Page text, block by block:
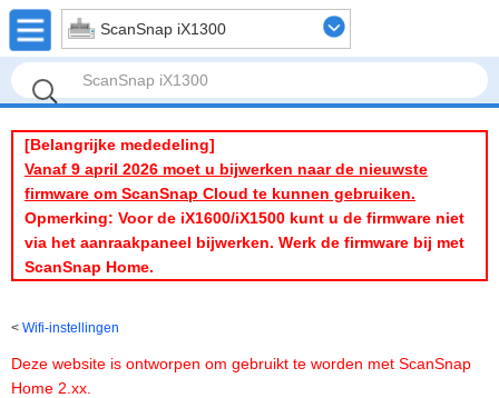
ScanSnap iX1300
[Belangrijke mededeling]
Vanaf 9 april 2026 moet u bijwerken naar de nieuwste
firmware om ScanSnap Cloud te kunnen gebruiken.
Opmerking: Voor de iX1600/iX1500 kunt u de firmware niet
via het aanraakpaneel bijwerken. Werk de firmware bij met
ScanSnap Home.
Wifi-instellingen
Deze website is ontworpen om gebruikt te worden met ScanSnap
Home 2.xx.